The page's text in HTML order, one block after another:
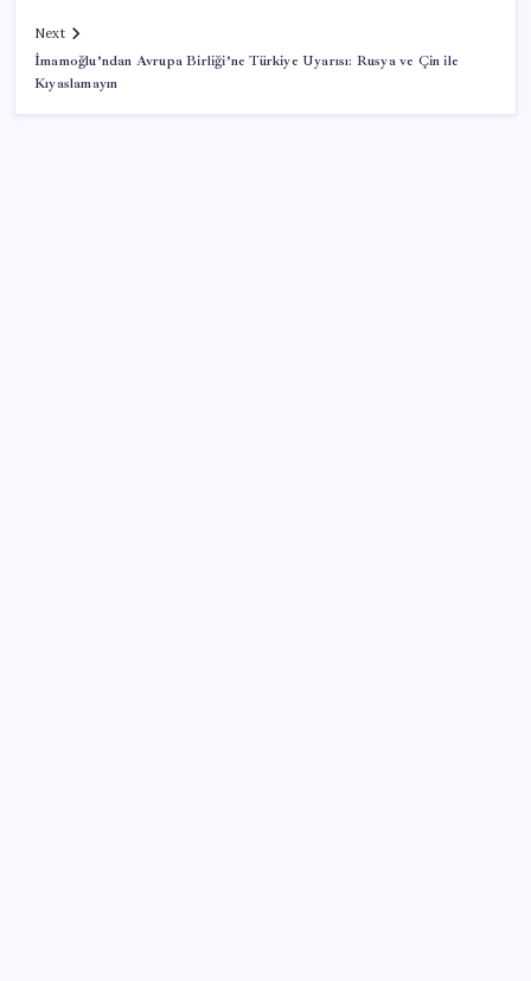
Next
İmamoğlu’ndan Avrupa Birliği’ne Türkiye Uyarısı: Rusya ve Çin ile
Kıyaslamayın